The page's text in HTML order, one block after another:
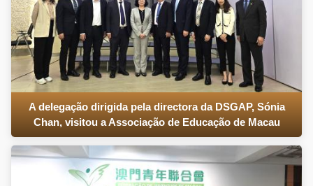
A delegação dirigida pela directora da DSGAP, Sónia
Chan, visitou a Associação de Educação de Macau